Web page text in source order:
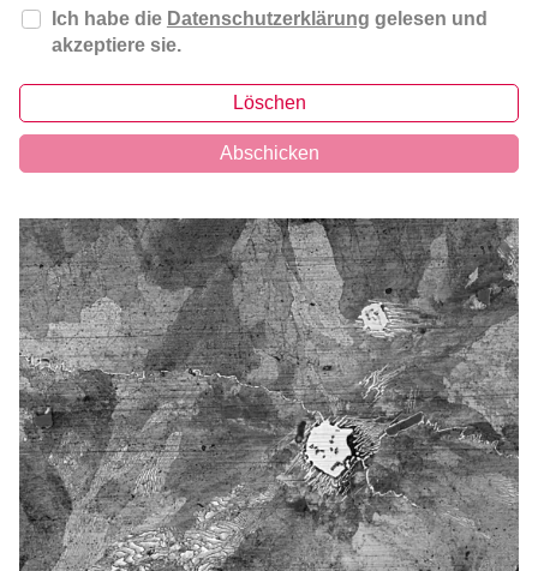
Ich habe die Datenschutzerklärung gelesen und
akzeptiere sie.
Löschen
Abschicken